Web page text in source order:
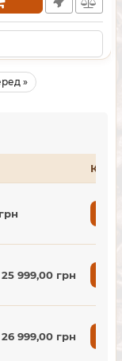
»
25 999,00 грн
26 999,00 грн